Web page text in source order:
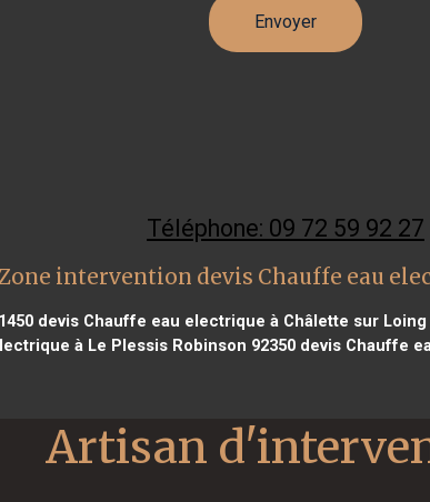
Téléphone: 09 72 59 92 27
intervention devis Chauffe eau
devis Chauffe eau electrique à Châlette sur Loing
à Le Plessis Robinson 92350devis Chauffe
Artisan